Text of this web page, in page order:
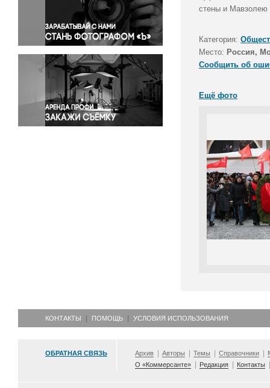
Правосудие
Происшествия и конфликты
Религия
Светская жизнь
Спорт
Экология
Экономика и бизнес
стены и
Категория:
Место: Россия,
Сообщить об
Ещё фото
КОНТАКТЫ ПОМОЩЬ УСЛОВИЯ ИСПОЛЬЗОВАНИЯ
ОБРАТНАЯ СВЯЗЬ Архив Авторы Темы Справочники
О «Коммерсанте»
Редакция Контакты